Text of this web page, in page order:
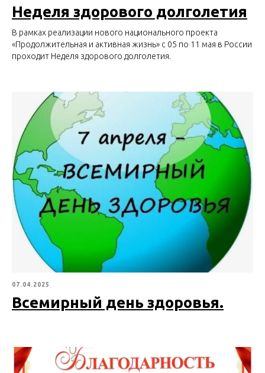
Неделя здорового долголетия
В рамках реализации нового национального проекта
«Продолжительная и активная жизнь» с 05 по 11 мая в России
проходит Неделя здорового долголетия.
07.04.2025
Всемирный день здоровья.